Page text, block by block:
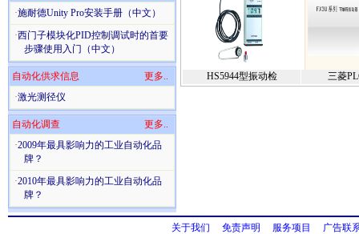
·施耐德Unity Pro安装手册（中文）
·西门子模块化PID控制调试时的首要
步骤使用入门（中文）
自动化供求信息
更多..
·激光测径仪
自动化调查
更多..
·2009年最具影响力的工业自动化品
牌？
·2010年最具影响力的工业自动化品
牌？
HS5944型振动检 三菱
关于我们 免责声明 服务项目
广告联